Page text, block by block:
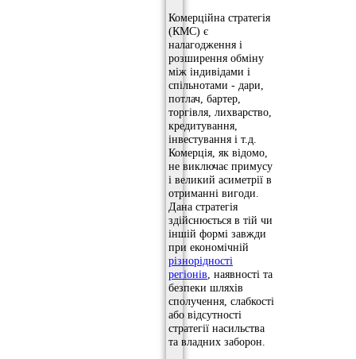
Комерційна стратегія
(КМС) є
налагодження і
розширення обміну
між індивідами і
спільнотами - дари,
потлач, бартер,
торгівля, лихварство,
кредитування,
інвестування і т.д.
Комерція, як відомо,
не виключає примусу
і великий асиметрії в
отриманні вигоди.
Дана стратегія
здійснюється в тій чи
іншій формі завжди
при економічній
різнорідності
регіонів , наявності та
безпеки шляхів
сполучення, слабкості
або відсутності
стратегії насильства
та владних заборон.